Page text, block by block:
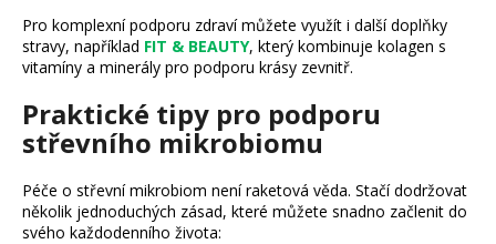
Pro komplexní podporu zdraví můžete využít i další doplňky
stravy, například FIT & BEAUTY, který kombinuje kolagen s
vitamíny a minerály pro podporu krásy zevnitř.
Praktické tipy pro podporu
střevního mikrobiomu
Péče o střevní mikrobiom není raketová věda. Stačí dodržovat
několik jednoduchých zásad, které můžete snadno začlenit do
svého každodenního života: